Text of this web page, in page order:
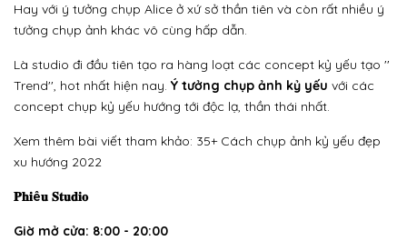
Hay với ý tưởng chụp Alice ở xứ sở thần tiên và còn rất nhiều ý
tưởng chụp ảnh khác vô cùng hấp dẫn.
Là studio đi đầu tiên tạo ra hàng loạt các concept kỷ yếu tạo ''
Trend'', hot nhất hiện nay. Ý tưởng chụp ảnh kỷ yếu với các
concept chụp kỷ yếu hướng tới độc lạ, thần thái nhất.
Xem thêm bài viết tham khảo: 35+ Cách chụp ảnh kỷ yếu đẹp
xu hướng 2022
𝐏𝐡𝐢ê𝐮 𝐒𝐭𝐮𝐝𝐢𝐨
Giờ mở cửa: 8:00 - 20:00